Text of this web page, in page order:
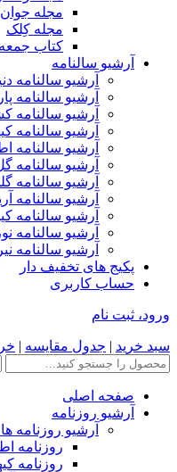
مجله جوان
مجله کِلک
کتاب جمعه
آرشیو سالنامه
آرشیو سالنامه
آرشیو سالنامه
آرشیو سالنامه
آرشیو سالنامه
آرشیو سالنامه
آرشیو سالنامه
آرشیو سالنامه
آرشیو سالنامه
آرشیو سالنامه
آرشیو سالنامه
آرشیو سالنامه
پکیج های تخفیف دار
حساب کاربری
ورود، ثبت نام
سبد خرید | جدول مقایسه |
صفحه اصلی
آرشیو روزنامه
آرشیو روزنامه
روزنامه
روزنامه